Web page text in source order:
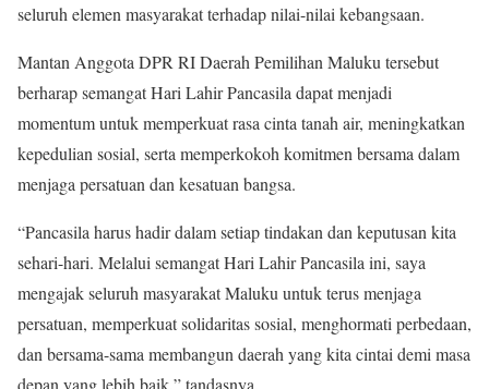
seluruh elemen masyarakat terhadap nilai-nilai kebangsaan.
Mantan Anggota DPR RI Daerah Pemilihan Maluku tersebut
berharap semangat Hari Lahir Pancasila dapat menjadi
momentum untuk memperkuat rasa cinta tanah air, meningkatkan
kepedulian sosial, serta memperkokoh komitmen bersama dalam
menjaga persatuan dan kesatuan bangsa.
“Pancasila harus hadir dalam setiap tindakan dan keputusan kita
sehari-hari. Melalui semangat Hari Lahir Pancasila ini, saya
mengajak seluruh masyarakat Maluku untuk terus menjaga
persatuan, memperkuat solidaritas sosial, menghormati perbedaan,
dan bersama-sama membangun daerah yang kita cintai demi masa
depan yang lebih baik,” tandasnya.